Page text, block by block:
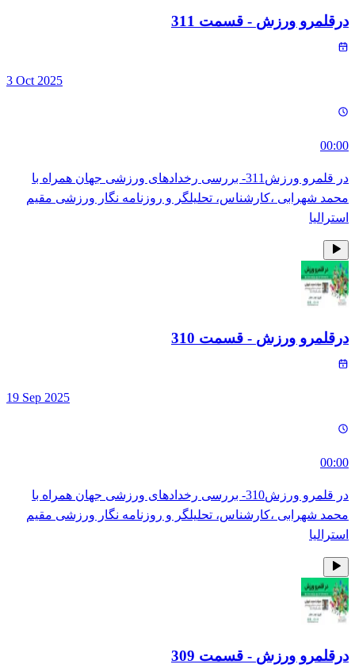
درقلمرو ورزش - قسمت 311
3 Oct 2025
00:00
در قلمرو ورزش311- بررسی رخدادهای ورزشی جهان همراه با
محمد شهرابی ،کارشناس، تحلیلگر و روزنامه نگار ورزشی مقیم
استرالیا
درقلمرو ورزش - قسمت 310
19 Sep 2025
00:00
در قلمرو ورزش310- بررسی رخدادهای ورزشی جهان همراه با
محمد شهرابی ،کارشناس، تحلیلگر و روزنامه نگار ورزشی مقیم
استرالیا
درقلمرو ورزش - قسمت 309